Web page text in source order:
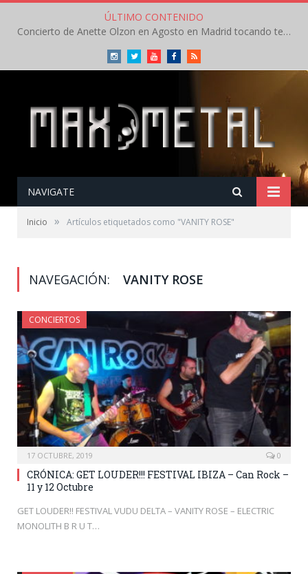
ÚLTIMO CONTENIDO
Concierto de Anette Olzon en Agosto en Madrid tocando temas de Nightwish
InstagramTwitterYoutubeFacebookRSS
NAVIGATE
Inicio » Artículos etiquetados como "VANITY ROSE"
NAVEGACIÓN: VANITY ROSE
CONCIERTOS
17 OCTUBRE, 2019 0
CRÓNICA: GET LOUDER!!! FESTIVAL IBIZA – Can Rock –
11 y 12 Octubre
GET LOUDER!! FESTIVAL VUDU DELTA – VANITY ROSE – ELECTRIC
MONOLITH B R U T…